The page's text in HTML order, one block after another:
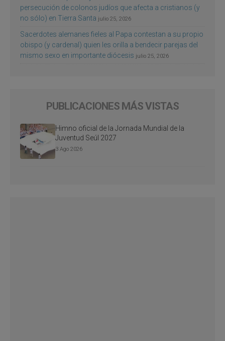
persecución de colonos judíos que afecta a cristianos (y
no sólo) en Tierra Santa julio 25, 2026
Sacerdotes alemanes fieles al Papa contestan a su propio
obispo (y cardenal) quien les orilla a bendecir parejas del
mismo sexo en importante diócesis julio 25, 2026
PUBLICACIONES MÁS VISTAS
Himno oficial de la Jornada Mundial de la
Juventud Seúl 2027
3 Ago 2026